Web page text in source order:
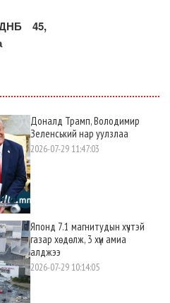
ДНБ 45,
Доналд Трамп, Володимир
Зеленський нар уулзлаа
2026-07-29 11:47:03
Японд 7.1 магнитудын хүчтэй
газар хөдөлж, 3 хүн амиа
алджээ
2026-07-29 10:14:05